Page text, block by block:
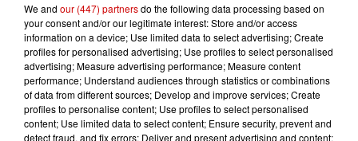
Gagnez vos entrées pour le
Musée du Sport Automobile au
Mans !
We and our (447) partnersdo the following data processing based on
your consent and/or our legitimate interest: Store and/or access
information on a device; Use limited data to select advertising; Create
profiles for personalised advertising; Use profiles to select personalised
advertising; Measure advertising performance; Measure content
performance; Understand audiences through statistics or combinations
of data from different sources; Develop and improve services; Create
profiles to personalise content; Use profiles to select personalised
content; Use limited data to select content; Ensure security, prevent and
detect fraud, and fix errors; Deliver and present advertising and content;